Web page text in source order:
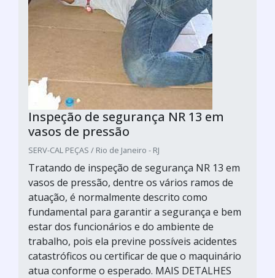
Inspeção de segurança NR 13 em
vasos de pressão
SERV-CAL PEÇAS / Rio de Janeiro - RJ
Tratando de inspeção de segurança NR 13 em
vasos de pressão, dentre os vários ramos de
atuação, é normalmente descrito como
fundamental para garantir a segurança e bem
estar dos funcionários e do ambiente de
trabalho, pois ela previne possíveis acidentes
catastróficos ou certificar de que o maquinário
atua conforme o esperado. MAIS DETALHES